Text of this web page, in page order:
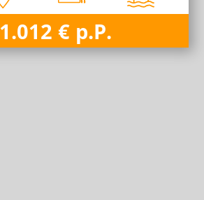
1.012 € p.P.